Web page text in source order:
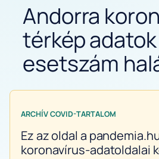
Andorra
térkép adatok
esetszám
ARCHÍV COVID-TARTALOM
Ez az oldal a
koronavírus-adatoldalai